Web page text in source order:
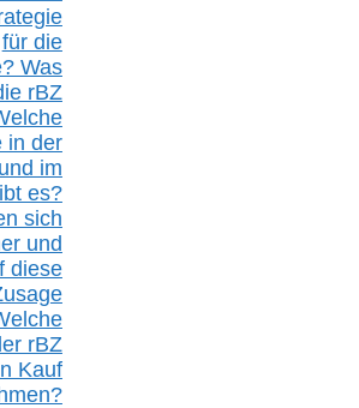
für die
Was
rBZ
in der
und im
es?
sich
und
diese
rBZ
Kauf